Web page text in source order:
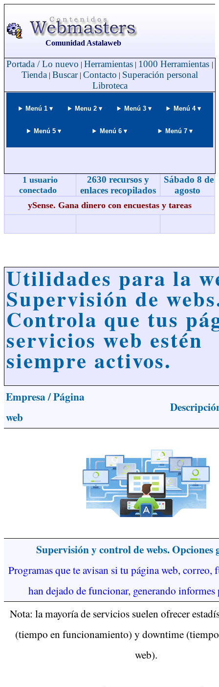
Comunidad Astalaweb
Portada / Lo nuevo | Herramientas | 1000 Herramientas |
Tienda | Buscar| Contacto | Superación personal
Libroteca
Menú 1 ▾ Menu 2 ▾ Menú 3 ▾ Menú 4 ▾
Menú 5 ▾ Menú 6 ▾ Menú 7 ▾
1 usuario
conectado
2630 recursos y
enlaces recopilados
Sábado 8 de
agosto
ySense. Gana dinero con encuestas y tareas
Utilidades para la
Supervisión de
Controla que tus
servicios web estén
siempre activos.
Empresa / Página
web
Supervisión y control de webs. Opciones
Programas que te avisan si tu página web, correo,
han dejado de funcionar, generando
Nota: la mayoría de servicios suelen ofrecer
(tiempo en funcionamiento) y downtime
web).